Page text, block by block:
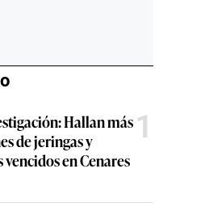
Hallan más
de jeringas y
en Cenares
1